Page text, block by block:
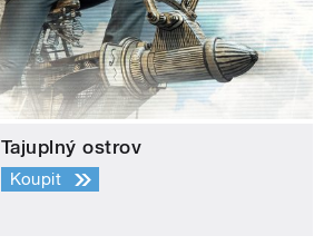
Tajuplný ostrov
Koupit